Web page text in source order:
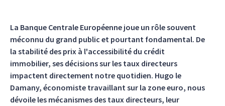
La Banque Centrale Européenne joue un rôle souvent
méconnu du grand public et pourtant fondamental. De
la stabilité des prix à l'accessibilité du crédit
immobilier, ses décisions sur les taux directeurs
impactent directement notre quotidien. Hugo le
Damany, économiste travaillant sur la zone euro, nous
dévoile les mécanismes des taux directeurs, leur